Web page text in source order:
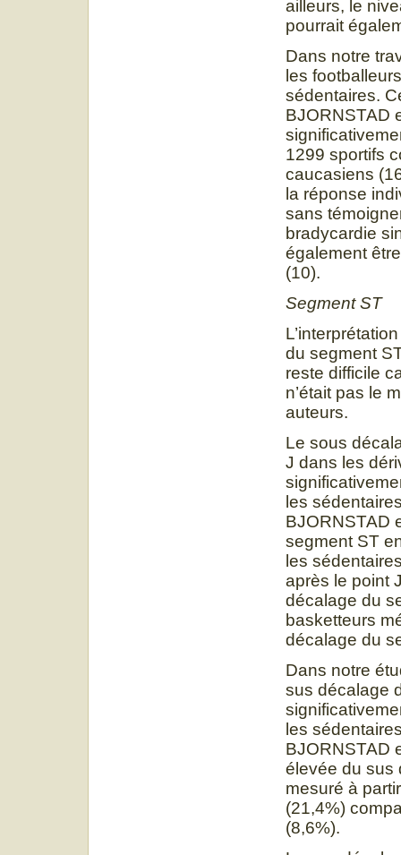
ailleurs, le
pourrait
Dans notre
les
sédentaires.
BJORNSTAD
1299 sportifs
caucasiens
la réponse
sans
bradycardie
également
(10).
Segment ST
du segment
reste difficile
n’était pas le
auteurs.
Le sous
J dans les
les
BJORNSTAD
segment ST
les
après le point
décalage du
basketteurs
décalage du
Dans notre
sus décalage
les
BJORNSTAD
élevée du sus
mesuré à
(21,4%)
(8,6%).